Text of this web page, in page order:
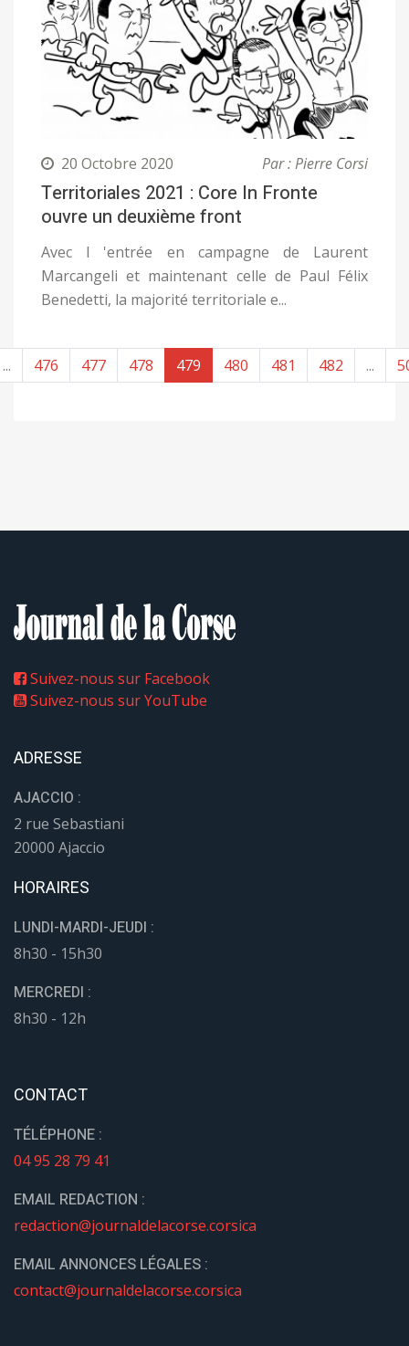
20 Octobre 2020 Par : Pierre Corsi
Territoriales 2021 : Core In Fronte
ouvre un deuxième front
Avec l 'entrée en campagne de Laurent
Marcangeli et maintenant celle de Paul Félix
Benedetti, la majorité territoriale e...
... 476 477 478 479 480 481 482 ...
Suivez-nous sur Facebook
Suivez-nous sur YouTube
ADRESSE
AJACCIO :
2 rue Sebastiani
20000 Ajaccio
HORAIRES
LUNDI-MARDI-JEUDI :
8h30 - 15h30
MERCREDI :
8h30 - 12h
CONTACT
TÉLÉPHONE :
04 95 28 79 41
EMAIL REDACTION :
redaction@journaldelacorse.corsica
EMAIL ANNONCES LÉGALES :
contact@journaldelacorse.corsica